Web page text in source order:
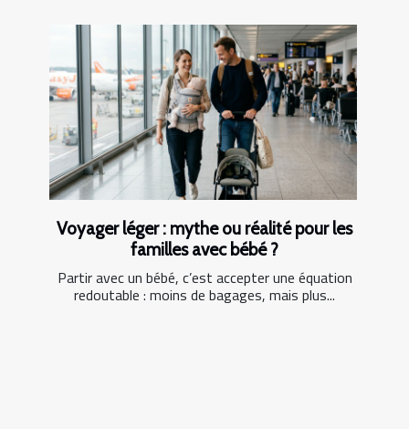
Voyager léger : mythe ou réalité pour les
familles avec bébé ?
Partir avec un bébé, c’est accepter une équation
redoutable : moins de bagages, mais plus...